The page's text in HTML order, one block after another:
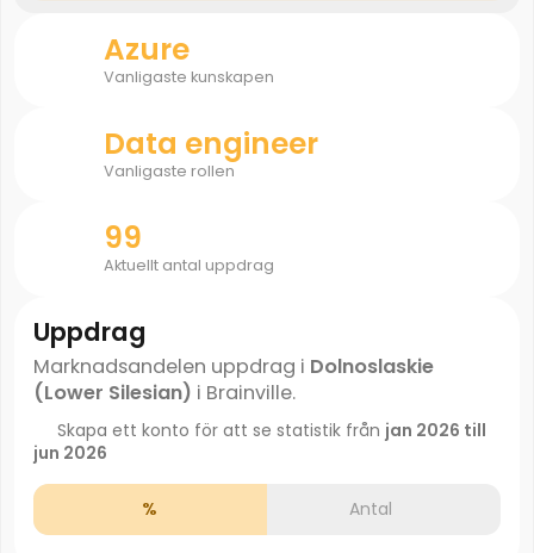
Azure
Vanligaste kunskapen
Data engineer
Vanligaste rollen
99
Aktuellt antal uppdrag
Uppdrag
Marknadsandelen uppdrag i Dolnoslaskie
(Lower Silesian) i Brainville.
Skapa ett konto för att se statistik från jan 2026 till
jun 2026
% Antal